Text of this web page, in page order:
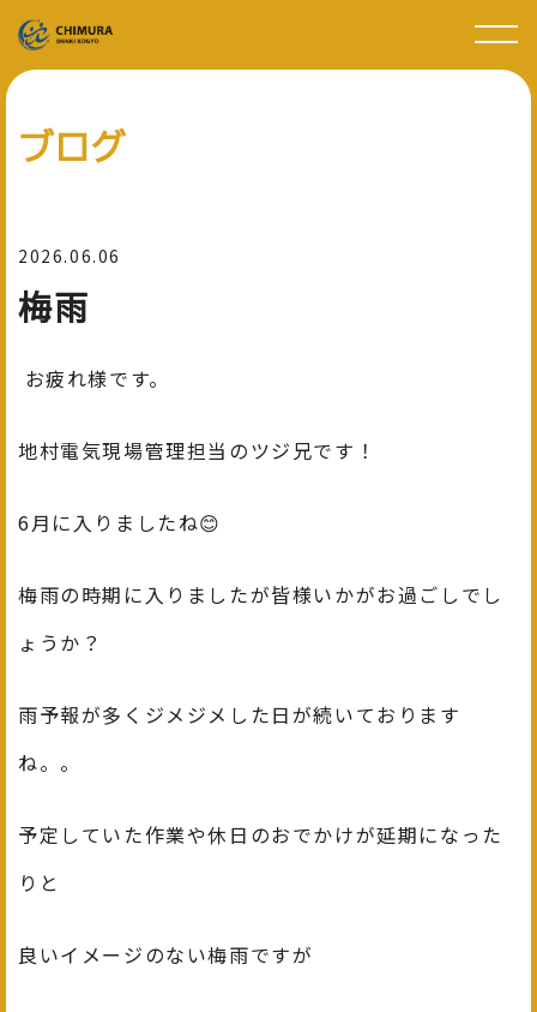
ブログ
2026.06.06
梅雨
お疲れ様です。
地村電気現場管理担当のツジ兄です！
6月に入りましたね😊
梅雨の時期に入りましたが皆様いかがお過ごしでし
ょうか？
雨予報が多くジメジメした日が続いております
ね。。
予定していた作業や休日のおでかけが延期になった
りと
良いイメージのない梅雨ですが